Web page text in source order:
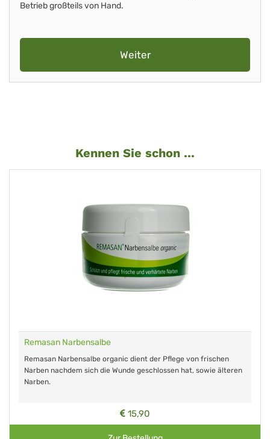
Betrieb großteils von Hand.
Weiter
Kennen Sie schon ...
Remasan Narbensalbe
Remasan Narbensalbe organic dient der Pflege von frischen
Narben nachdem sich die Wunde geschlossen hat, sowie älteren
Narben.
15,90